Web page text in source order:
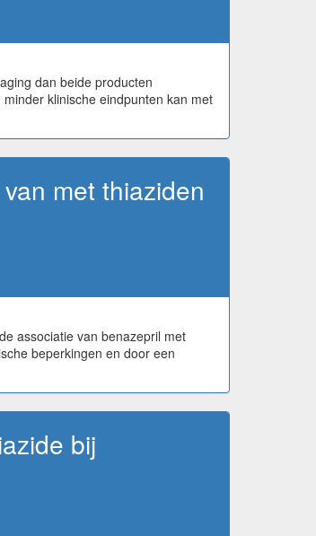
dan beide producten
klinische eindpunten kan met
met thiaziden
associatie van benazepril met
beperkingen en door een
bij